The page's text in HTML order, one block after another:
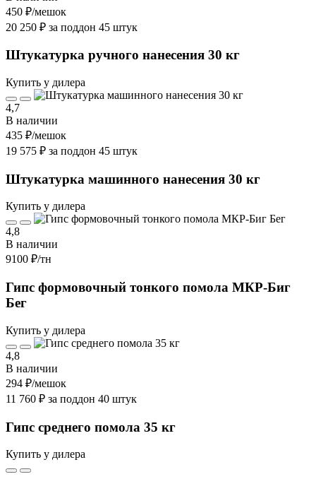
450 ₽/мешок
20 250 ₽ за поддон 45 штук
Штукатурка ручного нанесения 30 кг
Купить у дилера
4,7
В наличии
435 ₽/мешок
19 575 ₽ за поддон 45 штук
Штукатурка машинного нанесения 30 кг
Купить у дилера
4,8
В наличии
9100 ₽/тн
Гипс формовочный тонкого помола МКР-Биг
Бег
Купить у дилера
4,8
В наличии
294 ₽/мешок
11 760 ₽ за поддон 40 штук
Гипс среднего помола 35 кг
Купить у дилера